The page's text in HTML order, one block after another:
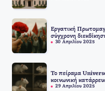
Εργατική
σύγχρονη
30 Απριλίου 2025
Το πείραμα
κοινωνική
29 Απριλίου 2025